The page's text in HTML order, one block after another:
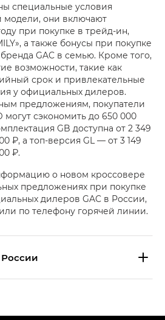
специальные условия
модели, они включают
при покупке в трейд-ин,
а также бонусы при покупке
GAC в семью. Кроме того,
возможности, такие как
срок и привлекательные
у официальных дилеров.
предложениям, покупатели
могут сэкономить до 650 000
GB доступна от 2 349
₽, а топ-версия GL — от 3 149
₽.
о новом кроссовере
предложениях при покупке
дилеров GAC в России,
или по телефону горячей линии.
SX PREMIUM